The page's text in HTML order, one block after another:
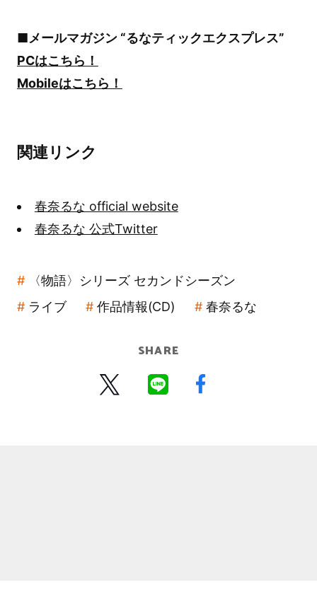
■メールマガジン “るなティックエクスプレス”
PCはこちら！
Mobileはこちら！
関連リンク
春奈るな official website
春奈るな 公式Twitter
〈物語〉シリーズ セカンドシーズン
ライブ
作品情報(CD) 春奈るな
SHARE